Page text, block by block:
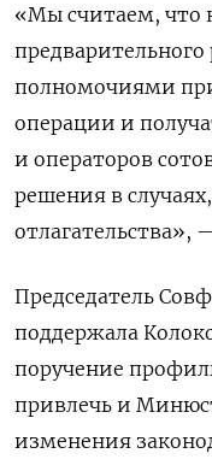
«Мы считаем, что
предварительного
полномочиями
операции и
и операторов
решения в
отлагательства»,
Председатель
поддержала
поручение
привлечь и
изменения